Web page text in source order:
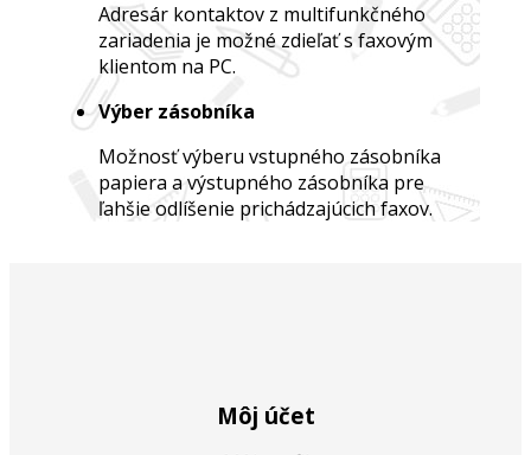
Adresár kontaktov z multifunkčného
zariadenia je možné zdieľať s faxovým
klientom na PC.
Výber zásobníka
Možnosť výberu vstupného zásobníka
papiera a výstupného zásobníka pre
ľahšie odlíšenie prichádzajúcich faxov.
Môj účet